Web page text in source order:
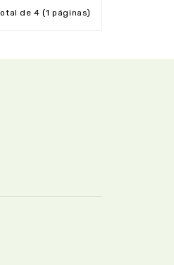
de 4 (1 páginas)